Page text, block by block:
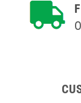
Pump
500